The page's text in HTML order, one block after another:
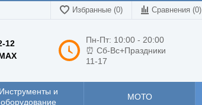
Избранные (0) Сравнения (0)
12
Пн-Пт: 10:00 - 20:00
⏰ Сб-Вс+Праздники
11-17
Инструменты и
оборудование
МОТО